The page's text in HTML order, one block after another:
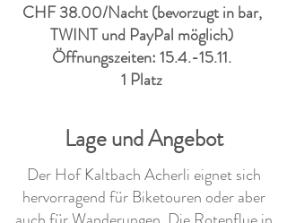
CHF 38.00/Nacht (bevorzugt in bar,
TWINT und PayPal möglich)
Öffnungszeiten:15.4.-15.11.
1 Platz
Lage und Angebot
Der Hof Kaltbach Acherli eignet sich
hervorragend für Biketouren oder aber